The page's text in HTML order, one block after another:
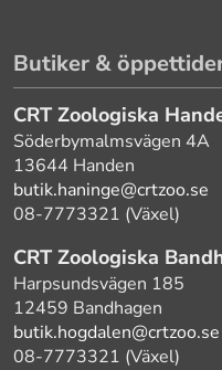
Butiker &
CRT Zoologiska
Söderbymalmsvägen 4A
13644 Handen
butik.haninge@crtzoo.se
08-7773321 (Växel)
CRT Zoologiska
Harpsundsvägen 185
12459 Bandhagen
butik.hogdalen@crtzoo.se
08-7773321 (Växel)